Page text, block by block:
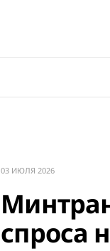
03 ИЮЛЯ 2026
спроса